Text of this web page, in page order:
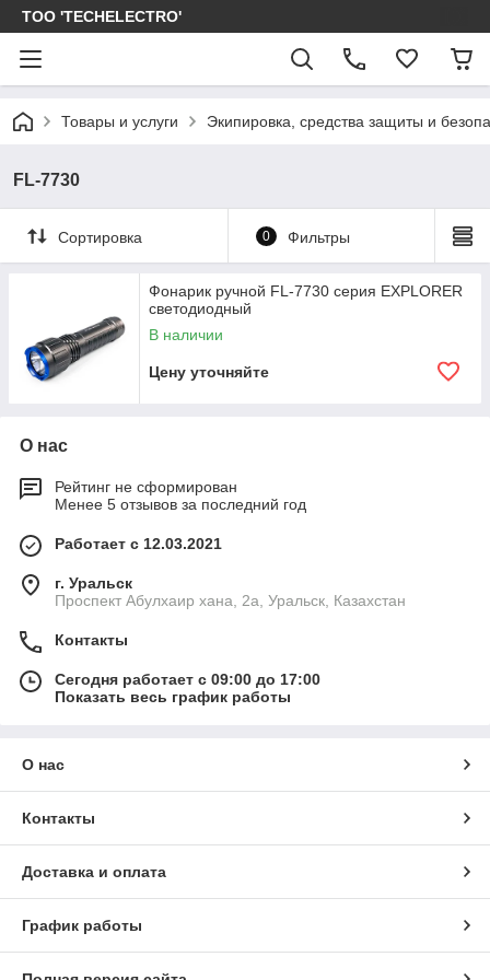
ТОО 'TECHELECTRO'
Товары и услуги Экипировка, средства защиты и
FL-7730
Сортировка 0 Фильтры
Фонарик ручной FL-7730 серия EXPLORER
светодиодный
В наличии
Цену уточняйте
О нас
Рейтинг не сформирован
Менее 5 отзывов за последний год
Работает с 12.03.2021
г. Уральск
Проспект Абулхаир хана, 2а, Уральск, Казахстан
Контакты
Сегодня работает с 09:00 до 17:00
Показать весь график работы
О нас
Контакты
Доставка и оплата
График работы